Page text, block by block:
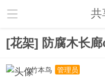
共
[花架] 防腐木长
竹本鸟
管理员